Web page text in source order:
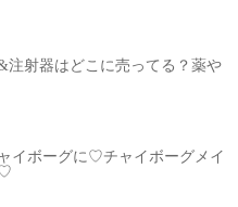
注射器はどこに売ってる？薬や
イボーグに♡チャイボーグメイ